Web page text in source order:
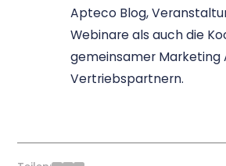
Apteco Blog,
Webinare als auch die
gemeinsamer Marketing
Vertriebspartnern.